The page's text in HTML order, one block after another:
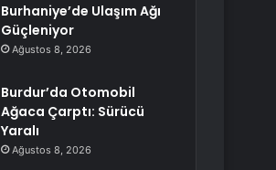
Burhaniye’de Ulaşım Ağı
Güçleniyor
Ağustos 8, 2026
Burdur’da Otomobil
Ağaca Çarptı: Sürücü
Yaralı
Ağustos 8, 2026